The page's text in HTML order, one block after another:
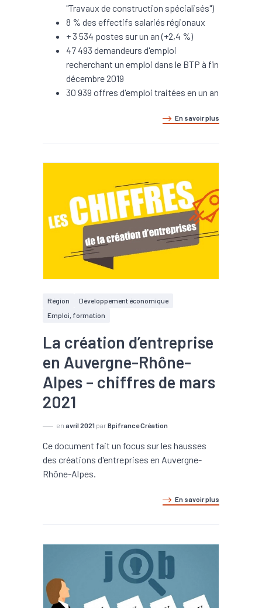
"Travaux de construction spécialisés")
8 % des effectifs salariés régionaux
+ 3 534 postes sur un an (+2,4 %)
47 493 demandeurs d'emploi
recherchant un emploi dans le BTP à fin
décembre 2019
30 939 offres d'emploi traitées en un an
En savoir plus
Région
Développement économique
Emploi, formation
La création d’entreprise
en Auvergne-Rhône-
Alpes – chiffres de mars
2021
en avril 2021 par Bpifrance Création
Ce document fait un focus sur les hausses
des créations d'entreprises en Auvergne-
Rhône-Alpes.
En savoir plus